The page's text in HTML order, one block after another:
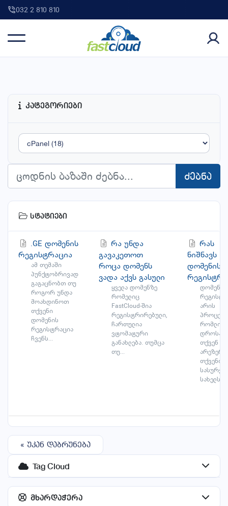
032 2 810 810
კატეგორიები
ძებნა
სტატიები
.GE დომენის
რეგისტრაცია
ამ თემაში
პუნქტობრივად
გაგაცნობთ თუ
როგორ უნდა
მოახდინოთ
თქვენი
დომენის
რეგისტრაცია
ჩვენს...
რა უნდა
გავაკეთოთ
როცა დომენს
ვადა აქვს გასული
ყველა დომენზე
რომელიც
FastCloud-შია
რეგისტრირებული,
ჩართულია
ვტომატური
განახლება. თუმცა
თუ...
რას
ნიშნავს
დომენის
დომენის
არის
პროცესი
რომლის
დროსაც
თქვენ
სახელს...
« უკან დაბრუნება
Tag Cloud
მხარდაჭერა